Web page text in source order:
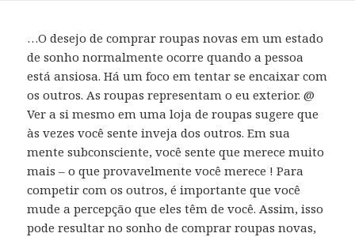
…O desejo de comprar roupas novas em um estado
de sonho normalmente ocorre quando a pessoa
está ansiosa. Há um foco em tentar se encaixar com
os outros. As roupas representam o eu exterior. @
Ver a si mesmo em uma loja de roupas sugere que
às vezes você sente inveja dos outros. Em sua
mente subconsciente, você sente que merece muito
mais – o que provavelmente você merece ! Para
competir com os outros, é importante que você
mude a percepção que eles têm de você. Assim, isso
pode resultar no sonho de comprar roupas novas,